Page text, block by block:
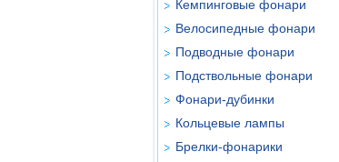
Кемпинговые фонари
Велосипедные фонари
Подводные фонари
Подствольные фонари
Фонари-дубинки
Кольцевые лампы
Брелки-фонарики